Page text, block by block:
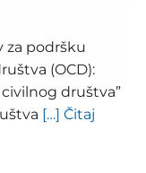
za podršku
(OCD):
društva”
[…] Čitaj